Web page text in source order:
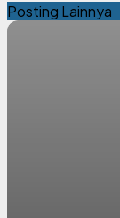
Posting Lainnya